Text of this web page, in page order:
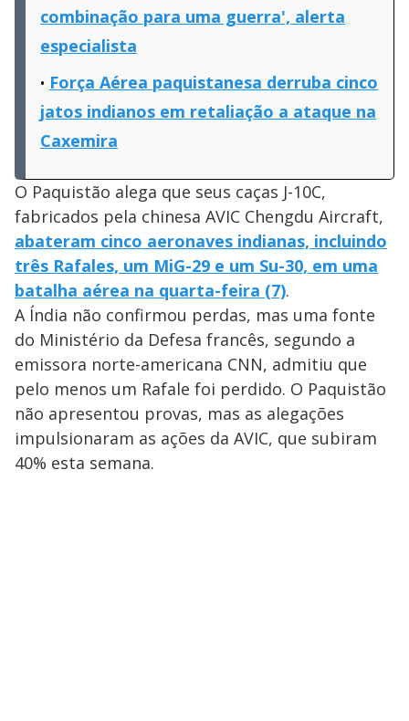
combinação para uma guerra', alerta
especialista
Força Aérea paquistanesa derruba cinco
jatos indianos em retaliação a ataque na
Caxemira
O Paquistão alega que seus caças J-10C,
fabricados pela chinesa AVIC Chengdu Aircraft,
abateram cinco aeronaves indianas, incluindo
três Rafales, um MiG-29 e um Su-30, em uma
batalha aérea na quarta-feira (7).
A Índia não confirmou perdas, mas uma fonte
do Ministério da Defesa francês, segundo a
emissora norte-americana CNN, admitiu que
pelo menos um Rafale foi perdido. O Paquistão
não apresentou provas, mas as alegações
impulsionaram as ações da AVIC, que subiram
40% esta semana.